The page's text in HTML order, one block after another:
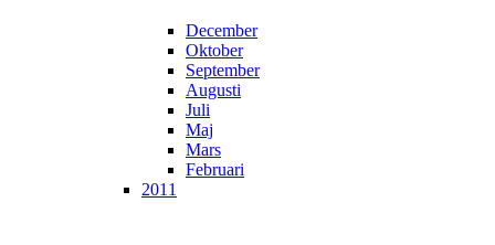
December
Oktober
September
Augusti
Juli
Maj
Mars
Februari
2011